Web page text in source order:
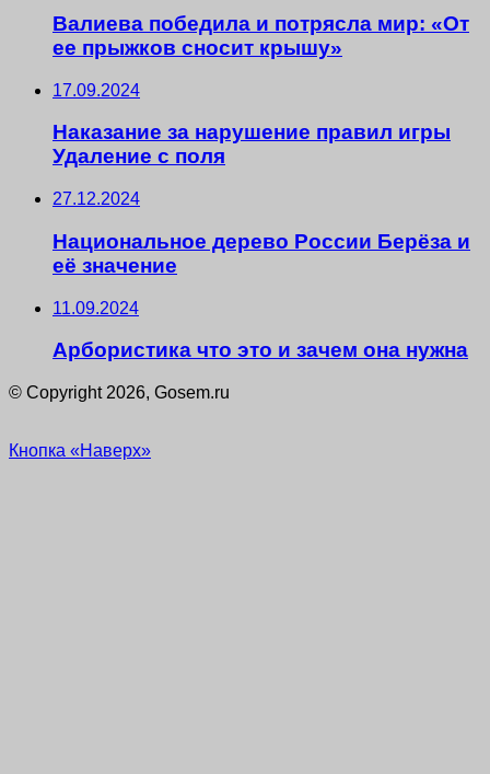
Валиева победила и потрясла мир: «От
ее прыжков сносит крышу»
17.09.2024
Наказание за нарушение правил игры
Удаление с поля
27.12.2024
Национальное дерево России Берёза и
её значение
11.09.2024
Арбористика что это и зачем она нужна
© Copyright 2026, Gosem.ru
Кнопка «Наверх»